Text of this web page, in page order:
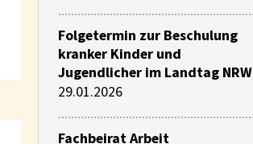
Folgetermin zur Beschulung
kranker Kinder und
Jugendlicher im Landtag NRW
29.01.2026
Fachbeirat Arbeit